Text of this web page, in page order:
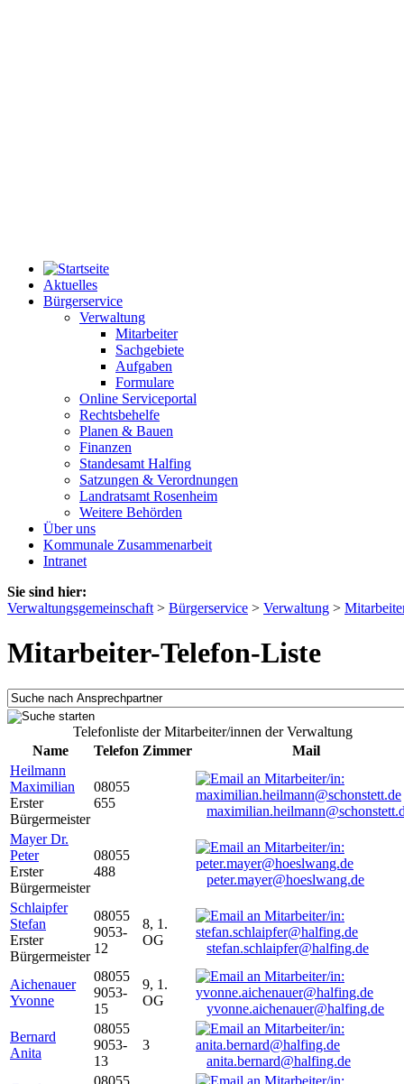
Aktuelles
Bürgerservice
Verwaltung
Mitarbeiter
Sachgebiete
Aufgaben
Formulare
Online Serviceportal
Rechtsbehelfe
Planen & Bauen
Finanzen
Standesamt Halfing
Satzungen & Verordnungen
Landratsamt Rosenheim
Weitere Behörden
Über uns
Kommunale Zusammenarbeit
Intranet
Sie sind hier:
Verwaltungsgemeinschaft > Bürgerservice > Verwaltung >
Mitarbeiter-Telefon-Liste
Telefonliste der Mitarbeiter/innen der Verwaltung
Name
Telefon Zimmer
Mail
Heilmann
Maximilian
Erster
Bürgermeister
08055
655
Mayer Dr.
Peter
Erster
Bürgermeister
08055
488
peter.mayer@hoeslwang.de
Schlaipfer
Stefan
Erster
Bürgermeister
08055
9053-
12
8, 1.
OG
stefan.schlaipfer@halfing.de
Aichenauer
Yvonne
08055
9053-
15
9, 1.
OG
yvonne.aichenauer@halfing.de
Bernard
Anita
08055
9053-
13
3
anita.bernard@halfing.de
08055